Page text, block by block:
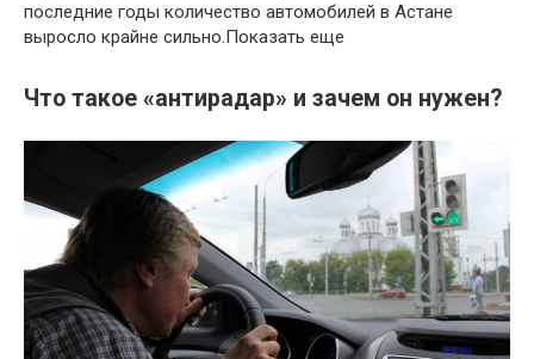
последние годы количество автомобилей в Астане
выросло крайне сильно.Показать еще
Что такое «антирадар» и зачем он нужен?